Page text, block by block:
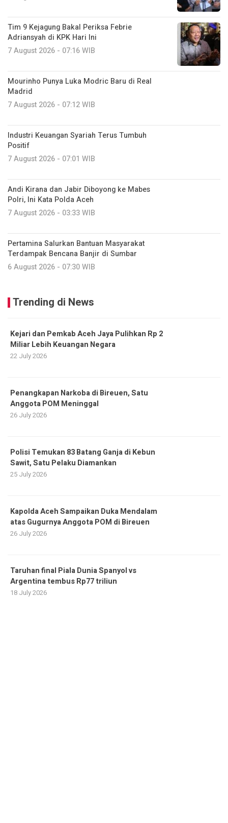
Tim 9 Kejagung Bakal Periksa Febrie
Adriansyah di KPK Hari Ini
7 August 2026 - 07:16 WIB
Mourinho Punya Luka Modric Baru di Real
Madrid
7 August 2026 - 07:12 WIB
Industri Keuangan Syariah Terus Tumbuh
Positif
7 August 2026 - 07:01 WIB
Andi Kirana dan Jabir Diboyong ke Mabes
Polri, Ini Kata Polda Aceh
7 August 2026 - 03:33 WIB
Pertamina Salurkan Bantuan Masyarakat
Terdampak Bencana Banjir di Sumbar
6 August 2026 - 07:30 WIB
Trending di News
Kejari dan Pemkab Aceh Jaya Pulihkan Rp 2
Miliar Lebih Keuangan Negara
22 July 2026
Penangkapan Narkoba di Bireuen, Satu
Anggota POM Meninggal
26 July 2026
Polisi Temukan 83 Batang Ganja di Kebun
Sawit, Satu Pelaku Diamankan
25 July 2026
Kapolda Aceh Sampaikan Duka Mendalam
atas Gugurnya Anggota POM di Bireuen
26 July 2026
Taruhan final Piala Dunia Spanyol vs
Argentina tembus Rp77 triliun
18 July 2026